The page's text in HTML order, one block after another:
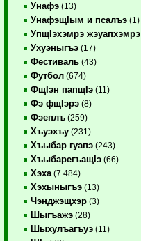
Унафэ (13)
УнафэщIым и псалъэ (1)
УпщIэхэмрэ жэуапхэмрэ
Ухуэныгъэ (17)
Фестиваль (43)
Футбол (674)
ФщIэн папщIэ (11)
Фэ фщIэрэ (8)
Фэеплъ (259)
Хъуэхъу (231)
Хъыбар гуапэ (243)
ХъыбарегъащIэ (66)
Хэха (7 484)
Хэхыныгъэ (13)
Чэнджэщхэр (3)
Шыгъажэ (28)
Шыхулъагъуэ (11)